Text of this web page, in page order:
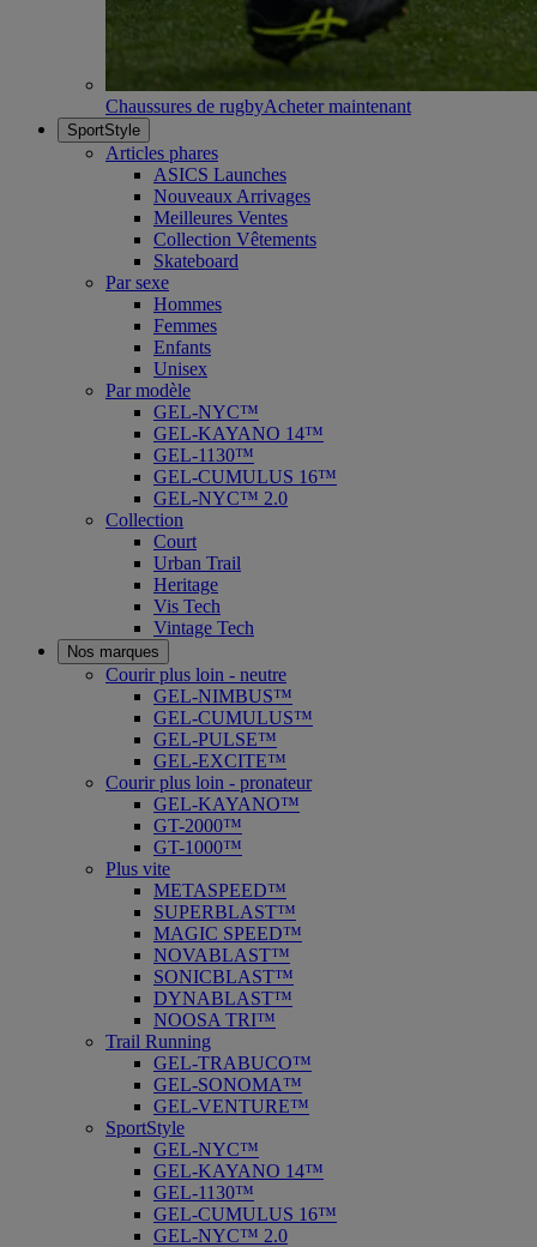
Chaussures de rugbyAcheter maintenant
SportStyle
Articles phares
ASICS Launches
Nouveaux Arrivages
Meilleures Ventes
Collection Vêtements
Skateboard
Par sexe
Hommes
Femmes
Enfants
Unisex
Par modèle
GEL-NYC™
GEL-KAYANO 14™
GEL-1130™
GEL-CUMULUS 16™
GEL-NYC™ 2.0
Collection
Court
Urban Trail
Heritage
Vis Tech
Vintage Tech
Nos marques
Courir plus loin - neutre
GEL-NIMBUS™
GEL-CUMULUS™
GEL-PULSE™
GEL-EXCITE™
Courir plus loin - pronateur
GEL-KAYANO™
GT-2000™
GT-1000™
Plus vite
METASPEED™
SUPERBLAST™
MAGIC SPEED™
NOVABLAST™
SONICBLAST™
DYNABLAST™
NOOSA TRI™
Trail Running
GEL-TRABUCO™
GEL-SONOMA™
GEL-VENTURE™
SportStyle
GEL-NYC™
GEL-KAYANO 14™
GEL-1130™
GEL-CUMULUS 16™
GEL-NYC™ 2.0